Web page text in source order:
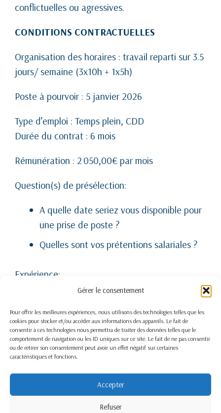
Gérer le consentement
Pour offrir les meilleures expériences, nous utilisons des technologies telles que les
cookies pour stocker et/ou accéder aux informations des appareils. Le fait de
consentir à ces technologies nous permettra de traiter des données telles que le
comportement de navigation ou les ID uniques sur ce site. Le fait de ne pas consentir
ou de retirer son consentement peut avoir un effet négatif sur certaines
caractéristiques et fonctions.
Accepter
Refuser
conflictuelles ou agressives.
CONDITIONS CONTRACTUELLES
Organisation des horaires : travail reparti sur 3.5
jours/ semaine (3x10h + 1x5h)
Poste à pourvoir : 5 janvier 2026
Type d’emploi : Temps plein, CDD
Durée du contrat : 6 mois
Rémunération : 2 050,00€ par mois
Question(s) de présélection:
A quelle date seriez vous disponible pour
une prise de poste ?
Quelles sont vos prétentions salariales ?
Expérience:
Lieu du poste : En présentiel